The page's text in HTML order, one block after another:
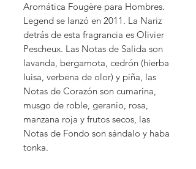
Aromática Fougère para Hombres.
Legend se lanzó en 2011. La Nariz
detrás de esta fragrancia es Olivier
Pescheux. Las Notas de Salida son
lavanda, bergamota, cedrón (hierba
luisa, verbena de olor) y piña, las
Notas de Corazón son cumarina,
musgo de roble, geranio, rosa,
manzana roja y frutos secos, las
Notas de Fondo son sándalo y haba
tonka.